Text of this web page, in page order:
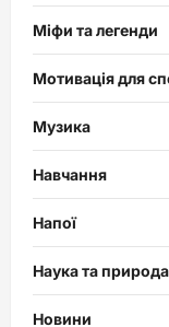
Міфи та легенди
Мотивація для
Музика
Навчання
Напої
Наука та природа
Новини